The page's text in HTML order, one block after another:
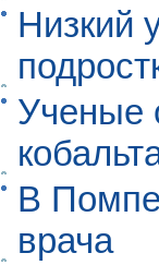
Низкий
Ученые
В
врача